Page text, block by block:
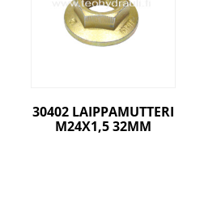
30402 LAIPPAMUTTERI
M24X1,5 32MM